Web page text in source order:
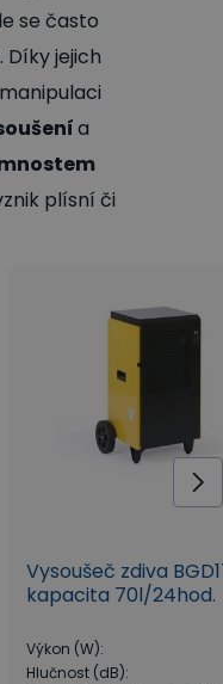
se často
jejich
a
plísní či
Vysoušeč zdiva
kapacita 70l/24hod.
Výkon (W):
Hlučnost (dB):